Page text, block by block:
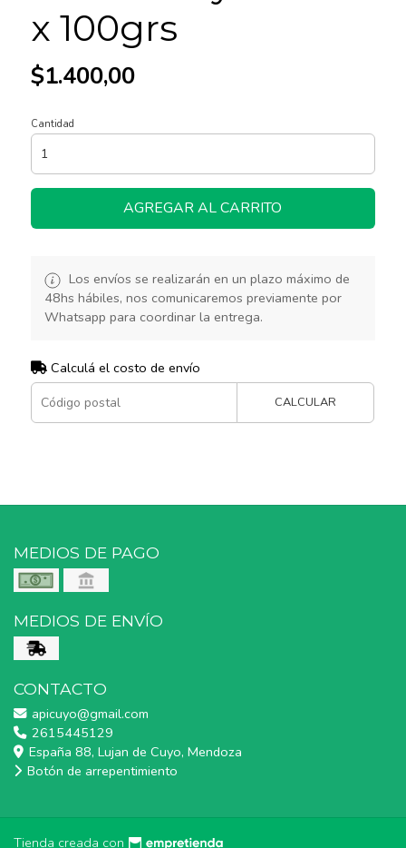
x 100grs
$1.400,00
Cantidad
AGREGAR AL CARRITO
Los envíos se realizarán en un plazo máximo de
48hs hábiles, nos comunicaremos previamente por
Whatsapp para coordinar la entrega.
Calculá el costo de envío
CALCULAR
MEDIOS DE PAGO
MEDIOS DE ENVÍO
CONTACTO
apicuyo@gmail.com
2615445129
España 88, Lujan de Cuyo, Mendoza
Botón de arrepentimiento
Tienda creada con